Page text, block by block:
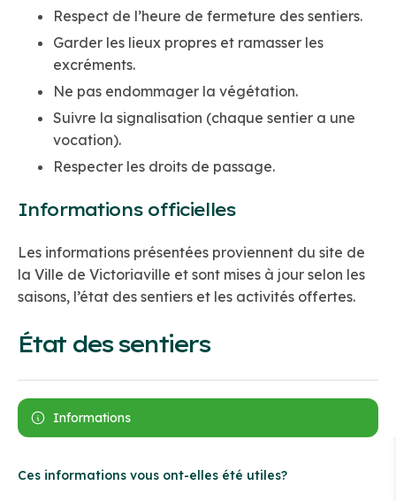
Respect de l’heure de fermeture des sentiers.
Garder les lieux propres et ramasser les
excréments.
Ne pas endommager la végétation.
Suivre la signalisation (chaque sentier a une
vocation).
Respecter les droits de passage.
Informations officielles
Les informations présentées proviennent du site de
la Ville de Victoriaville et sont mises à jour selon les
saisons, l’état des sentiers et les activités offertes.
État des sentiers
Informations
Ces informations vous ont-elles été utiles?